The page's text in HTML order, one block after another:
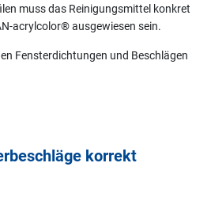
muss das Reinigungsmittel konkret
acrylcolor® ausgewiesen sein.
Fensterdichtungen und Beschlägen
korrekt